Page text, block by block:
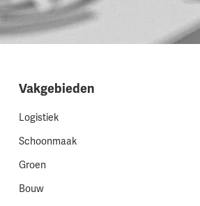
Vakgebieden
Logistiek
Schoonmaak
Groen
Bouw